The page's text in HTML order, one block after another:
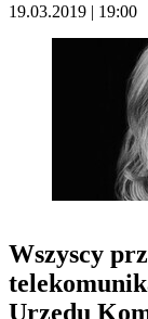
19.03.2019 | 19:00
Wszyscy
Urzędu